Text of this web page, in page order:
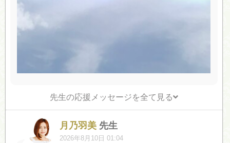
先生の応援メッセージを全て見る
月乃羽美 先生
2026年8月10日 01:04